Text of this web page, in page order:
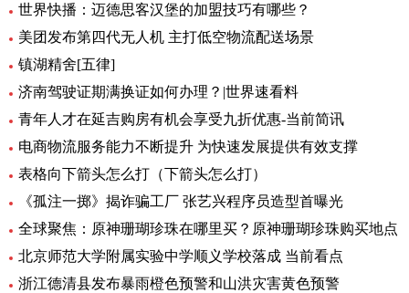
世界快播：迈德思客汉堡的加盟技巧有哪些？
美团发布第四代无人机 主打低空物流配送场景
镇湖精舍[五律]
济南驾驶证期满换证如何办理？|世界速看料
青年人才在延吉购房有机会享受九折优惠-当前简讯
电商物流服务能力不断提升 为快速发展提供有效支撑
表格向下箭头怎么打（下箭头怎么打）
《孤注一掷》揭诈骗工厂 张艺兴程序员造型首曝光
全球聚焦：原神珊瑚珍珠在哪里买？原神珊瑚珍珠购买地点
北京师范大学附属实验中学顺义学校落成 当前看点
浙江德清县发布暴雨橙色预警和山洪灾害黄色预警